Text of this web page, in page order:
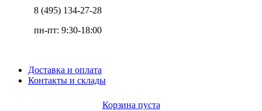
8 (495) 134-27-28
пн-пт: 9:30-18:00
Доставка и оплата
Контакты и склады
Корзина пуста